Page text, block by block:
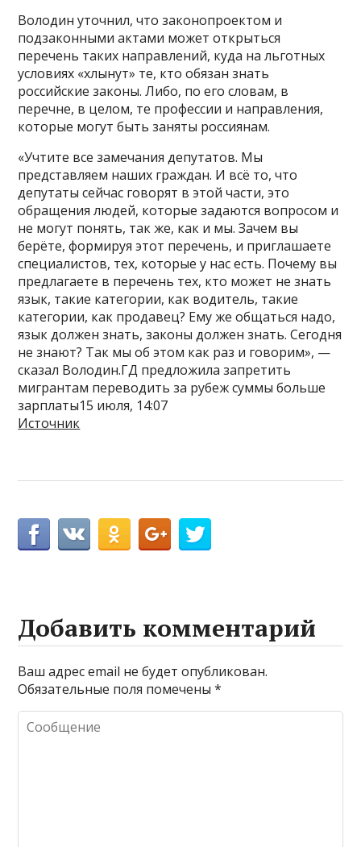
Володин уточнил, что законопроектом и
подзаконными актами может открыться
перечень таких направлений, куда на льготных
условиях «хлынут» те, кто обязан знать
российские законы. Либо, по его словам, в
перечне, в целом, те профессии и направления,
которые могут быть заняты россиянам.
«Учтите все замечания депутатов. Мы
представляем наших граждан. И всё то, что
депутаты сейчас говорят в этой части, это
обращения людей, которые задаются вопросом и
не могут понять, так же, как и мы. Зачем вы
берёте, формируя этот перечень, и приглашаете
специалистов, тех, которые у нас есть. Почему вы
предлагаете в перечень тех, кто может не знать
язык, такие категории, как водитель, такие
категории, как продавец? Ему же общаться надо,
язык должен знать, законы должен знать. Сегодня
не знают? Так мы об этом как раз и говорим», —
сказал Володин.ГД предложила запретить
мигрантам переводить за рубеж суммы больше
зарплаты15 июля, 14:07
Источник
Добавить комментарий
Ваш адрес email не будет опубликован.
Обязательные поля помечены*